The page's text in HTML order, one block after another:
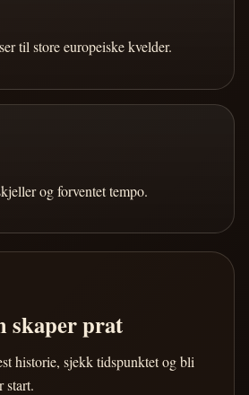
til store europeiske kvelder.
og forventet tempo.
skaper prat
historie, sjekk tidspunktet og bli
start.